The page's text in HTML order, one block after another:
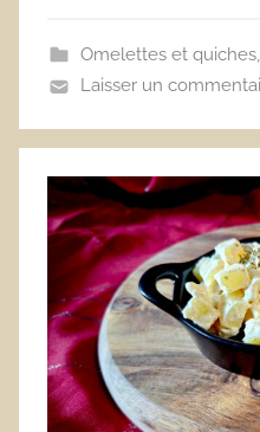
Omelettes et quiches,
Laisser un